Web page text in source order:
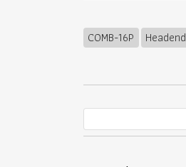
COMB-16P Headend